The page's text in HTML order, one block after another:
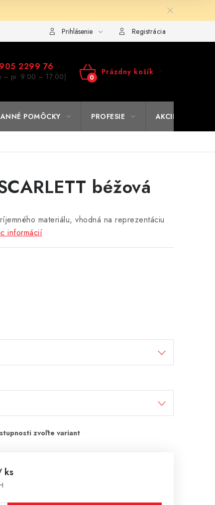
na výmenu tovaru Kto sme Reklamačný poriadok
Prihlásenie Registrácia
2299 76
– pi: 9:00 – 17:00)
NÁKUPNÝ
Prázdny košík
POMÔCKY PROFESIE AKCIE
béžová
materiálu, vhodná na reprezentáciu
informácií
ks